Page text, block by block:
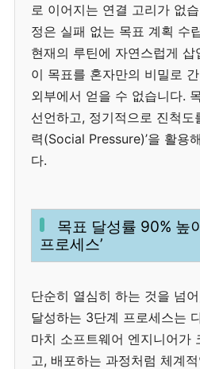
로 이어지는 연결 고리가 없
정은 실패 없는 목표 계획 수
현재의 루틴에 자연스럽게
이 목표를 혼자만의 비밀로
외부에서 얻을 수 없습니다.
선언하고, 정기적으로 진척도
력(Social Pressure)’을 활용
다.
목표 달성률 90% 높
프로세스’
단순히 열심히 하는 것을 넘
달성하는 3단계 프로세스는
마치 소프트웨어 엔지니어가
고, 배포하는 과정처럼 체계